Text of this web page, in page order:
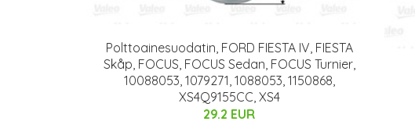
Polttoainesuodatin, FORD FIESTA IV, FIESTA
Skåp, FOCUS, FOCUS Sedan, FOCUS Turnier,
10088053, 1079271, 1088053, 1150868,
XS4Q9155CC, XS4
29.2 EUR